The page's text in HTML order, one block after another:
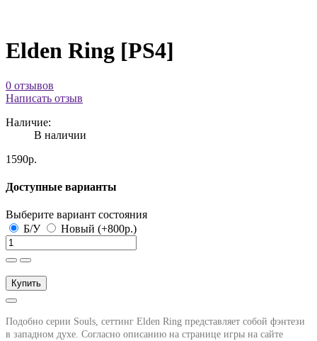
Elden Ring [PS4]
0 отзывов
Написать отзыв
Наличие:
В наличии
1590р.
Доступные варианты
Выберите вариант состояния
Б/У
Новый (+800р.)
Купить
Подобно серии Souls, сеттинг Elden Ring представляет собой фэнтези
в западном духе. Согласно описанию на странице игры на сайте